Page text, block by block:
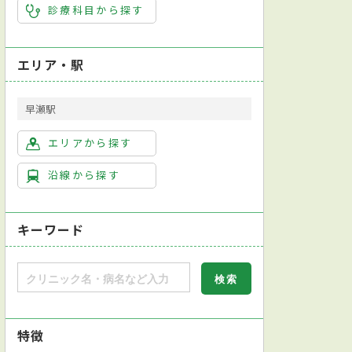
診療科目から探す
エリア・駅
早瀬駅
エリアから探す
沿線から探す
キーワード
特徴